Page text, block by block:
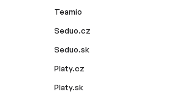
Teamio
Seduo.cz
Seduo.sk
Platy.cz
Platy.sk